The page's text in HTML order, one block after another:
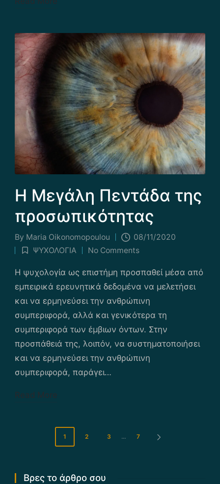
Η Μεγάλη Πεντάδα της
προσωπικότητας
Posted
by
By Maria Οikonomopoulou 08/11/2020
Posted
in
ΨΥΧΟΛΟΓΙΑ No Comments
Η ψυχολογία ως επιστήμη προσπαθεί μέσα από
εμπειρικά ερευνητικά δεδομένα να μελετήσει
και να ερμηνεύσει την ανθρώπινη
συμπεριφορά, αλλά και γενικότερα τη
συμπεριφορά των έμβιων όντων. Στην
προσπάθειά της, λοιπόν, να συστηματοποιήσει
και να ερμηνεύσει την ανθρώπινη
συμπεριφορά, παράγει…
Read More
Σελιδοποίηση
1 2 3 … 7
Βρες το άρθρο σου